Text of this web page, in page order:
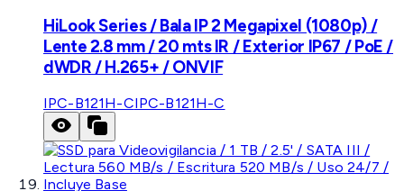
HiLook Series / Bala IP 2 Megapixel (1080p) /
Lente 2.8 mm / 20 mts IR / Exterior IP67 / PoE /
dWDR / H.265+ / ONVIF
IPC-B121H-CIPC-B121H-C